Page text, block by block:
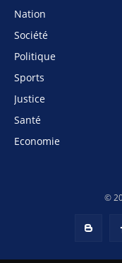
Nation
Société
Politique
Sports
Justice
Santé
Economie
©